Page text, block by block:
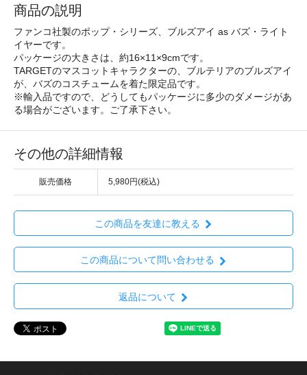
商品の説明
ファンコ社製のポップ・シリーズ、ブルズアイ as バズ・ライト
イヤーです。
パッケージの大きさは、約16×11×9cmです。
TARGETのマスコットキャラクターの、ブルテリアのブルズアイ
が、バズのコスチュームを着た限定品です。
※輸入品ですので、どうしてもパッケージに多少のダメージがあ
る場合がございます。ご了承下さい。
その他の詳細情報
販売価格 5,980円(税込)
この商品を友達に教える
この商品について問い合わせる
返品について